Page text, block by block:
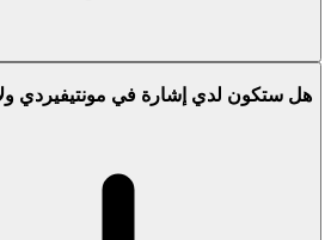
هل ستكون لدي إشارة في مونتيفيردي ولا